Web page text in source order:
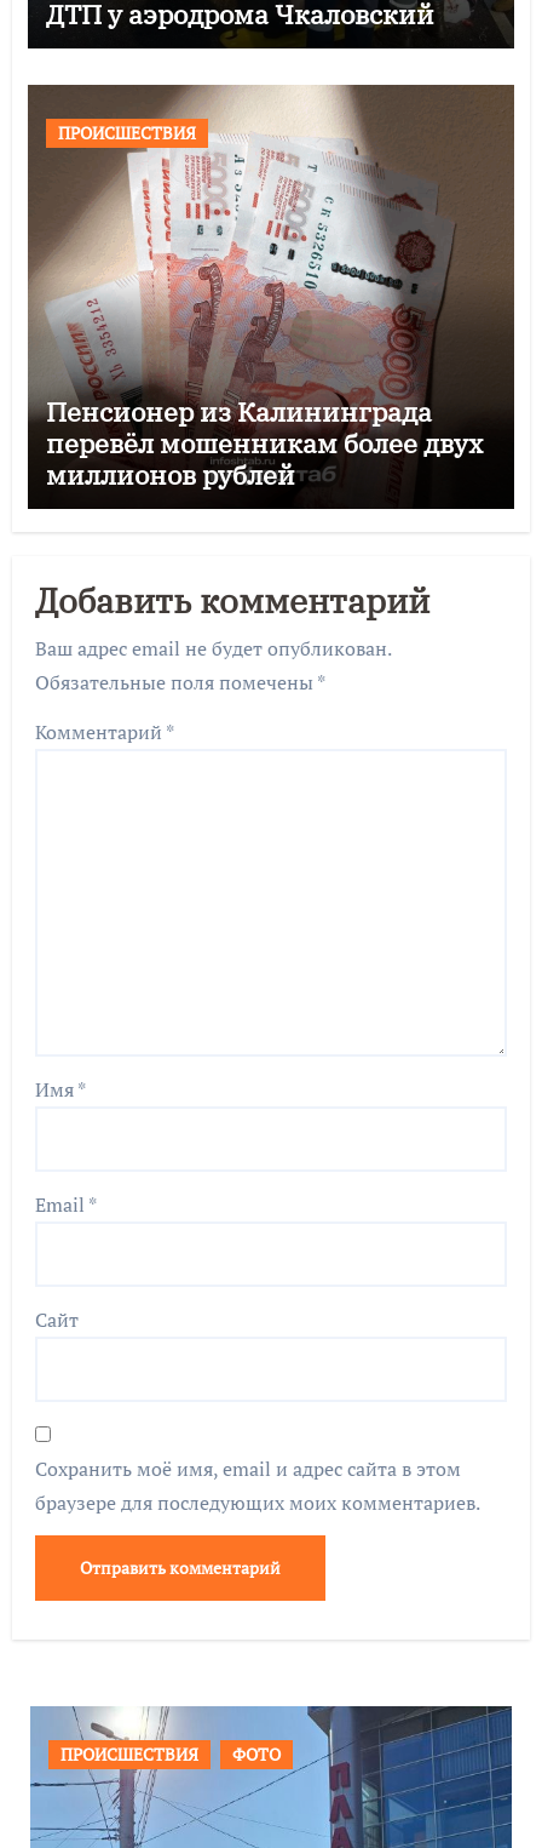
ДТП у аэродрома Чкаловский
ПРОИСШЕСТВИЯ
Пенсионер из Калининграда
перевёл мошенникам более двух
миллионов рублей
Добавить комментарий
Ваш адрес email не будет опубликован.
Обязательные поля помечены *
Комментарий *
Имя*
Email *
Сайт
Сохранить моё имя, email и адрес сайта в этом
браузере для последующих моих комментариев.
ОБЩЕСТВО ФОТО